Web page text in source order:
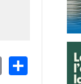
EmailShare